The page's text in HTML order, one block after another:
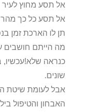
אל תסע מחוץ לעיר
אל תסע כל כך מהר
תן לו הארכת זמן
מה הייתם חושבים
כנראה שלא!עכשיו,
שונים.
אבל לעומת שיטת
האבחון והטיפול